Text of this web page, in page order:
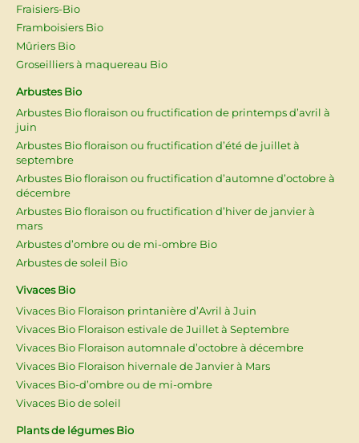
Fraisiers-Bio
Framboisiers Bio
Mûriers Bio
Groseilliers à maquereau Bio
Arbustes Bio
Arbustes Bio floraison ou fructification de printemps d’avril à
juin
Arbustes Bio floraison ou fructification d’été de juillet à
septembre
Arbustes Bio floraison ou fructification d’automne d’octobre à
décembre
Arbustes Bio floraison ou fructification d’hiver de janvier à
mars
Arbustes d’ombre ou de mi-ombre Bio
Arbustes de soleil Bio
Vivaces Bio
Vivaces Bio Floraison printanière d’Avril à Juin
Vivaces Bio Floraison estivale de Juillet à Septembre
Vivaces Bio Floraison automnale d’octobre à décembre
Vivaces Bio Floraison hivernale de Janvier à Mars
Vivaces Bio-d’ombre ou de mi-ombre
Vivaces Bio de soleil
Plants de légumes Bio